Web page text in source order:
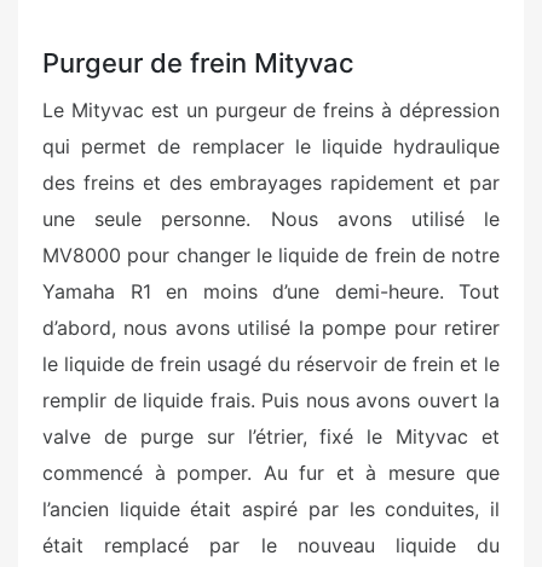
Purgeur de frein Mityvac
Le Mityvac est un purgeur de freins à dépression
qui permet de remplacer le liquide hydraulique
des freins et des embrayages rapidement et par
une seule personne. Nous avons utilisé le
MV8000 pour changer le liquide de frein de notre
Yamaha R1 en moins d’une demi-heure. Tout
d’abord, nous avons utilisé la pompe pour retirer
le liquide de frein usagé du réservoir de frein et le
remplir de liquide frais. Puis nous avons ouvert la
valve de purge sur l’étrier, fixé le Mityvac et
commencé à pomper. Au fur et à mesure que
l’ancien liquide était aspiré par les conduites, il
était remplacé par le nouveau liquide du